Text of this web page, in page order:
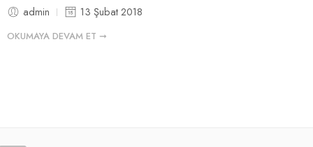
admin 13 Şubat 2018
OKUMAYA DEVAM ET ➞